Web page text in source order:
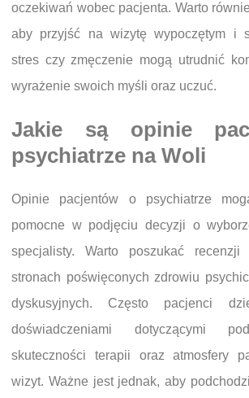
oczekiwań wobec pacjenta. Warto
aby przyjść na wizytę wypoczętym i
stres czy zmęczenie mogą utrudnić
wyrażenie swoich myśli oraz uczuć.
Jakie są opinie
psychiatrze na Woli
Opinie pacjentów o psychiatrze
pomocne w podjęciu decyzji o
specjalisty. Warto poszukać
stronach poświęconych zdrowiu
dyskusyjnych. Często pacjenci
doświadczeniami dotyczącymi
skuteczności terapii oraz atmosfery
wizyt. Ważne jest jednak, aby